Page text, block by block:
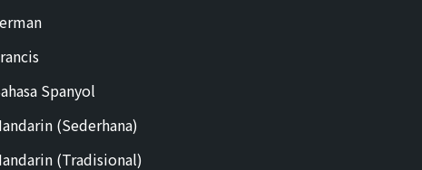
Spanyol
(Sederhana)
(Tradisional)